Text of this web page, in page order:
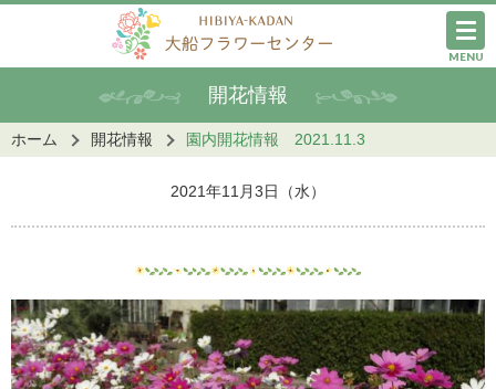
MENU
開花情報
ホーム 開花情報 園内開花情報 2021.11.3
2021年11月3日（水）